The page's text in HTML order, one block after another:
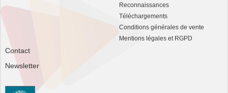
Reconnaissances
Téléchargements
Conditions générales de vente
Mentions légales et RGPD
Contact
Newsletter